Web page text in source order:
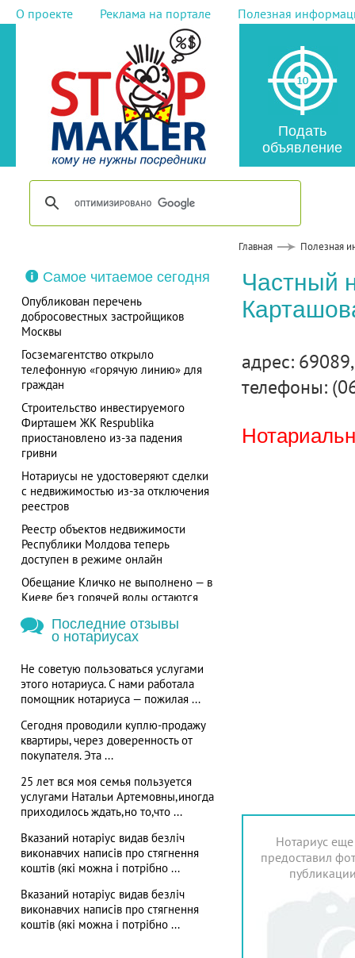
О проекте Реклама на портале Полезная
Подать
объявление
Главная Полезная
Самое читаемое сегодня
Опубликован перечень
добросовестных застройщиков
Москвы
Госземагентство открыло
телефонную «горячую линию» для
граждан
Строительство инвестируемого
Фирташем ЖК Respublika
приостановлено из-за падения
гривни
Нотариусы не удостоверяют сделки
с недвижимостью из-за отключения
реестров
Реестр объектов недвижимости
Республики Молдова теперь
доступен в режиме онлайн
Обещание Кличко не выполнено — в
Киеве без горячей воды остаются
Последние отзывы
о нотариусах
Не советую пользоваться услугами
этого нотариуса. С нами работала
помощник нотариуса — пожилая ...
Сегодня проводили куплю-продажу
квартиры, через доверенность от
покупателя. Эта ...
25 лет вся моя семья пользуется
услугами Натальи Артемовны,иногда
приходилось ждать,но то,что ...
Вказаний нотаріус видав безліч
виконавчих написів про стягнення
коштів (які можна і потрібно ...
Вказаний нотаріус видав безліч
виконавчих написів про стягнення
коштів (які можна і потрібно ...
Частный
адрес:
телефоны:
Нотариус
предоставил